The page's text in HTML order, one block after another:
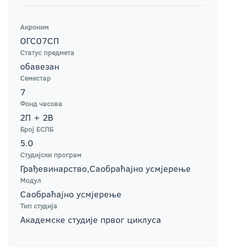
Акроним
ОГС07СП
Статус предмета
обавезан
Семестар
7
Фонд часова
2П + 2В
Број ЕСПБ
5.0
Студијски програм
Грађевинарство,Саобраћајно усмјерење
Модул
Саобраћајно усмјерење
Тип студија
Академске студије првог циклуса